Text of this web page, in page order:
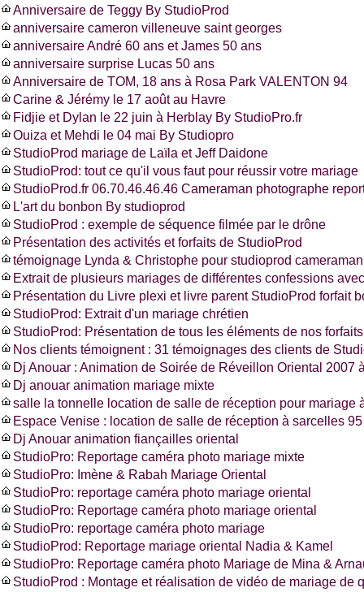
Anniversaire de Teggy By StudioProd
anniversaire cameron villeneuve saint georges
anniversaire André 60 ans et James 50 ans
anniversaire surprise Lucas 50 ans
Anniversaire de TOM, 18 ans à Rosa Park VALENTON 94
Carine & Jérémy le 17 août au Havre
Fidjie et Dylan le 22 juin à Herblay By StudioPro.fr
Ouiza et Mehdi le 04 mai By Studiopro
StudioProd mariage de Laïla et Jeff Daidone
StudioProd: tout ce qu'il vous faut pour réussir votre mariage
StudioProd.fr 06.70.46.46.46 Cameraman photographe
L'art du bonbon By studioprod
StudioProd : exemple de séquence filmée par le drône
Présentation des activités et forfaits de StudioProd
témoignage Lynda & Christophe pour studioprod
Extrait de plusieurs mariages de différentes confessions
Présentation du Livre plexi et livre parent StudioProd forfait
StudioProd: Extrait d'un mariage chrétien
StudioProd: Présentation de tous les éléments de nos forfaits
Nos clients témoignent : 31 témoignages des clients de
Dj Anouar : Animation de Soirée de Réveillon Oriental 2007
Dj anouar animation mariage mixte
salle la tonnelle location de salle de réception pour mariage
Espace Venise : location de salle de réception à sarcelles
Dj Anouar animation fiançailles oriental
StudioPro: Reportage caméra photo mariage mixte
StudioPro: Imène & Rabah Mariage Oriental
StudioPro: reportage caméra photo mariage oriental
StudioPro: Reportage caméra photo mariage oriental
StudioPro: reportage caméra photo mariage
StudioProd: Reportage mariage oriental Nadia & Kamel
StudioPro: Reportage caméra photo Mariage de Mina &
StudioProd : Montage et réalisation de vidéo de mariage de